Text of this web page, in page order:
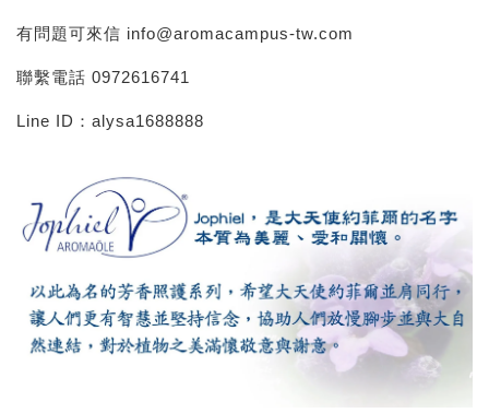
有問題可來信 info@aromacampus-tw.com
聯繫電話 0972616741
Line ID：alysa1688888